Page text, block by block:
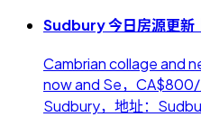
Sudbury 今日房源更新
Cambrian collage and
now and Se，CA$800/
Sudbury，地址：